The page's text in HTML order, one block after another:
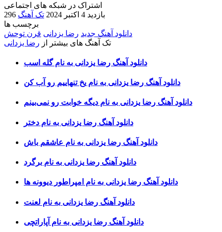
اشتراک در شبکه های اجتماعی
296 بازدید 4 اکتبر 2024
تک آهنگ
برچسب ها
دانلود آهنگ جدید رضا یزدانی قرن توحش
تک آهنگ های بیشتر از رضا یزدانی
دانلود آهنگ رضا یزدانی به نام گله اسب
دانلود آهنگ رضا یزدانی به نام یخ تنهاییم رو آب کن
دانلود آهنگ رضا یزدانی به نام دیگه خوابت رو نمی‌بینم
دانلود آهنگ رضا یزدانی به نام دختر
دانلود آهنگ رضا یزدانی به نام عاشقم باش
دانلود آهنگ رضا یزدانی به نام برگرد
دانلود آهنگ رضا یزدانی به نام امپراطور دیوونه ها
دانلود آهنگ رضا یزدانی به نام لعنت
دانلود آهنگ رضا یزدانی به نام آپاراتچی